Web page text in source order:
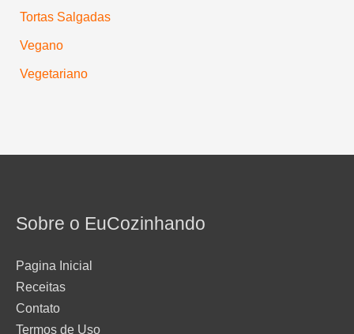
Tortas Salgadas
Vegano
Vegetariano
Sobre o EuCozinhando
Pagina Inicial
Receitas
Contato
Termos de Uso